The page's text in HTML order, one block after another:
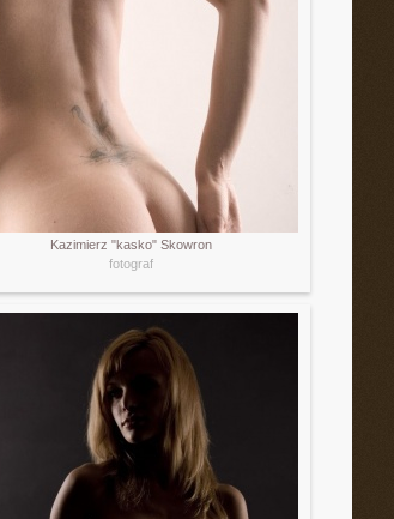
Kazimierz "kasko" Skowron
fotograf